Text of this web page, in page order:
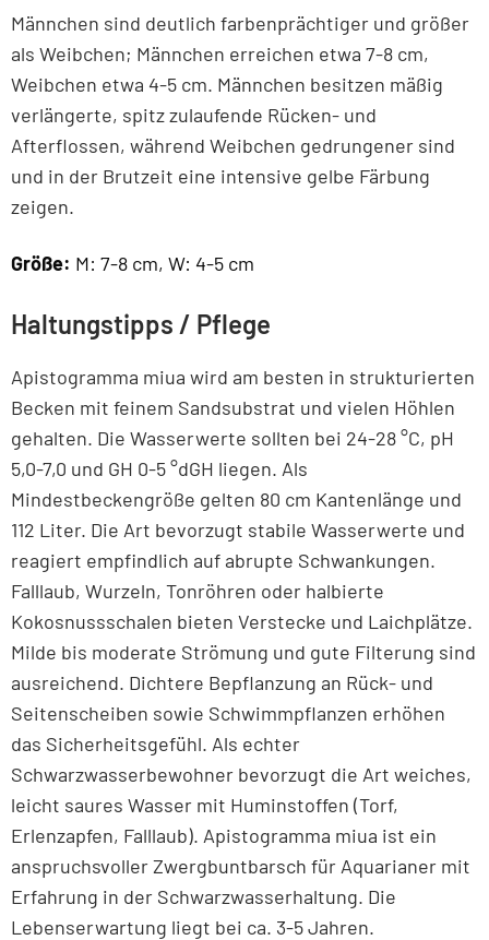
Männchen sind deutlich farbenprächtiger und größer
als Weibchen; Männchen erreichen etwa 7-8 cm,
Weibchen etwa 4-5 cm. Männchen besitzen mäßig
verlängerte, spitz zulaufende Rücken- und
Afterflossen, während Weibchen gedrungener sind
und in der Brutzeit eine intensive gelbe Färbung
zeigen.
Größe: M: 7-8 cm, W: 4-5 cm
Haltungstipps / Pflege
Apistogramma miua wird am besten in strukturierten
Becken mit feinem Sandsubstrat und vielen Höhlen
gehalten. Die Wasserwerte sollten bei 24-28 °C, pH
5,0-7,0 und GH 0-5 °dGH liegen. Als
Mindestbeckengröße gelten 80 cm Kantenlänge und
112 Liter. Die Art bevorzugt stabile Wasserwerte und
reagiert empfindlich auf abrupte Schwankungen.
Falllaub, Wurzeln, Tonröhren oder halbierte
Kokosnussschalen bieten Verstecke und Laichplätze.
Milde bis moderate Strömung und gute Filterung sind
ausreichend. Dichtere Bepflanzung an Rück- und
Seitenscheiben sowie Schwimmpflanzen erhöhen
das Sicherheitsgefühl. Als echter
Schwarzwasserbewohner bevorzugt die Art weiches,
leicht saures Wasser mit Huminstoffen (Torf,
Erlenzapfen, Falllaub). Apistogramma miua ist ein
anspruchsvoller Zwergbuntbarsch für Aquarianer mit
Erfahrung in der Schwarzwasserhaltung. Die
Lebenserwartung liegt bei ca. 3-5 Jahren.